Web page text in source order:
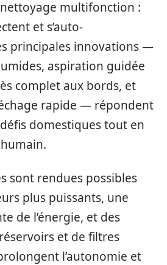
multifonction :
et s’auto-
principales innovations —
aspiration guidée
complet aux bords, et
rapide — répondent
défis domestiques tout en
sont rendues possibles
plus puissants, une
de l’énergie, et des
et de filtres
l’autonomie et